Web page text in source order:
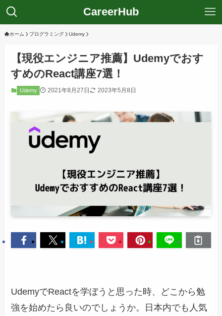
CareerHub
ホーム プログラミング Udemy
【現役エンジニア推薦】Udemyでおす
すめのReact講座7選！
Udemy 2021年8月27日 2023年5月8日
UdemyでReactを学ぼうと思った時、どこから勉
強を始めたら良いのでしょうか。日本内でも人気